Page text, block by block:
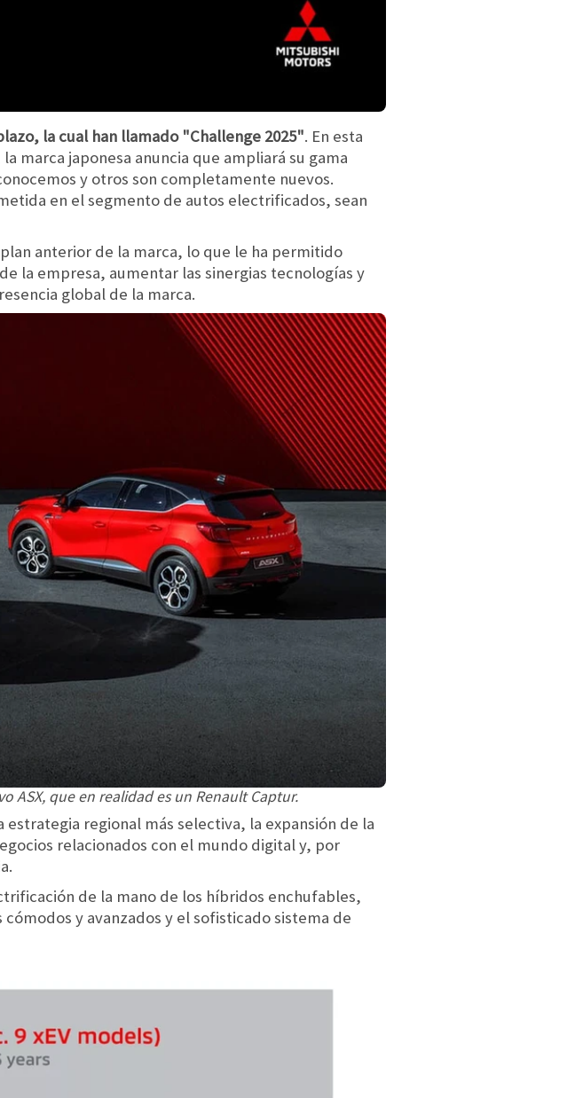
la cual han llamado "Challenge 2025". En esta
la marca japonesa anuncia que ampliará su gama
y otros son completamente nuevos.
en el segmento de autos electrificados, sean
anterior de la marca, lo que le ha permitido
la empresa, aumentar las sinergias tecnologías y
global de la marca.
ASX, que en realidad es un Renault Captur.
regional más selectiva, la expansión de la
relacionados con el mundo digital y, por
de la mano de los híbridos enchufables,
y avanzados y el sofisticado sistema de